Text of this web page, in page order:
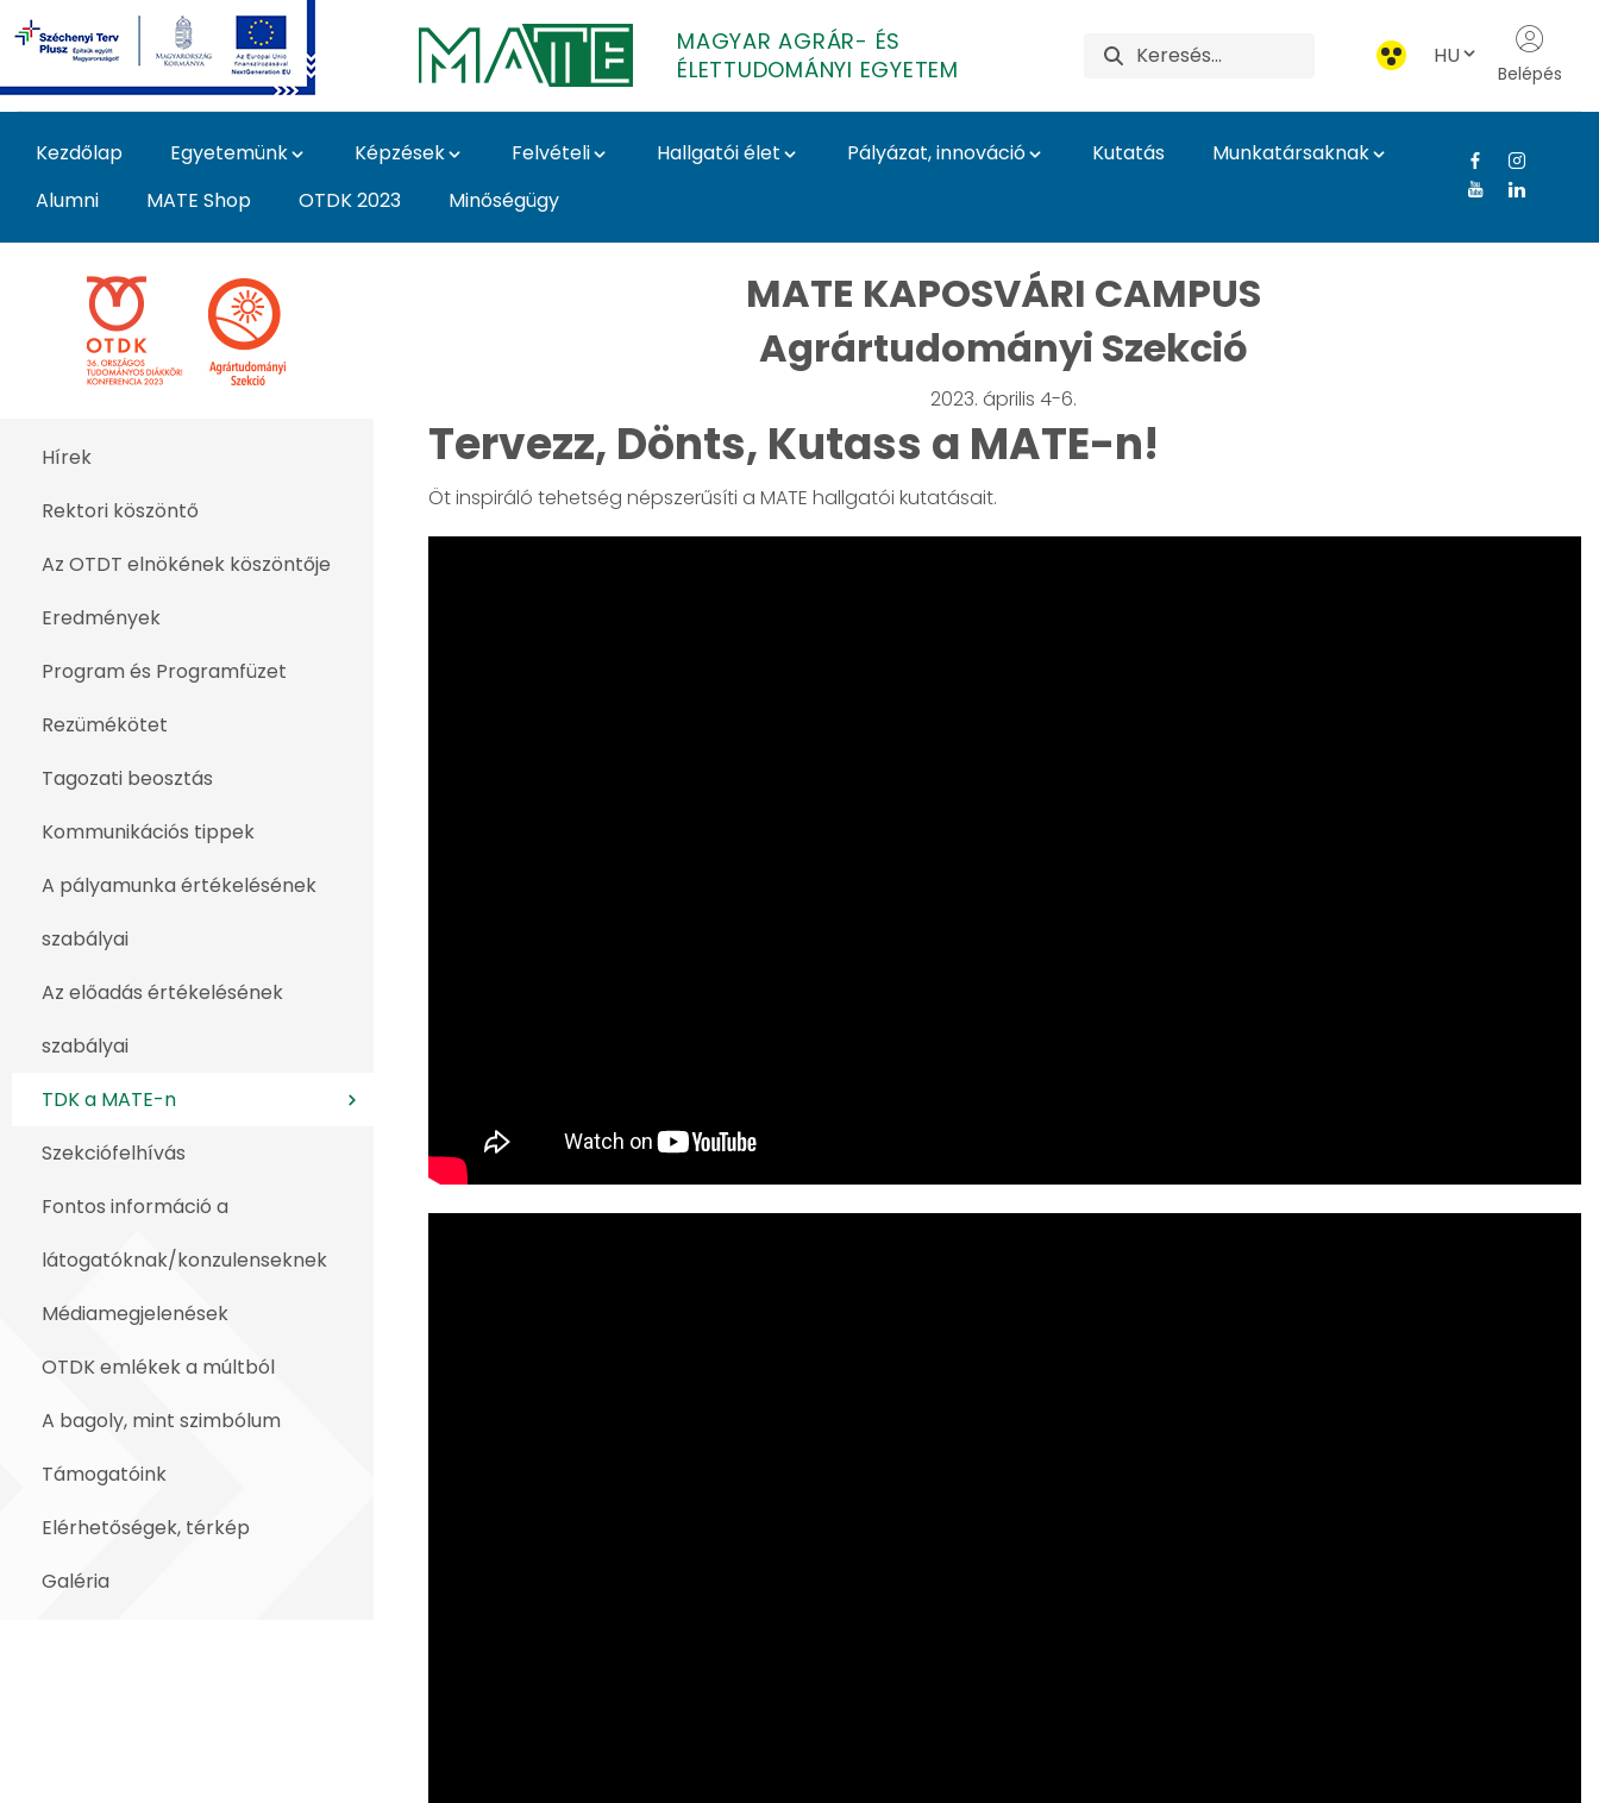
Ugrás a fő tartalomhoz
MAGYAR AGRÁR- ÉS
ÉLETTUDOMÁNYI EGYETEM
HU
Belépés
Kezdőlap Egyetemünk Képzések Felvételi Hallgatói élet Pályázat, innováció Kutatás
Munkatársaknak
Alumni
MATE Shop OTDK 2023 Minőségügy
OTDK 2023 Agrártudományi Szekció - Tervezz, Dönts, Kutass a
MATE KAPOSVÁRI CAMPUS
Agrártudományi Szekció
2023. április 4-6.
Hírek
Rektori köszöntő
Az OTDT elnökének köszöntője
Eredmények
Program és Programfüzet
Rezümékötet
Tagozati beosztás
Kommunikációs tippek
A pályamunka értékelésének
szabályai
Az előadás értékelésének
szabályai
TDK a MATE-n
Szekciófelhívás
Fontos információ a
látogatóknak/konzulenseknek
Médiamegjelenések
OTDK emlékek a múltból
A bagoly, mint szimbólum
Támogatóink
Elérhetőségek, térkép
Galéria
Tervezz, Dönts, Kutass a MATE-n!
Öt inspiráló tehetség népszerűsíti a MATE hallgatói kutatásait.